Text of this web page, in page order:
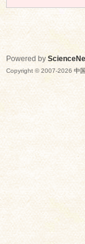
Powered by
Copyright © 2007-2026 中